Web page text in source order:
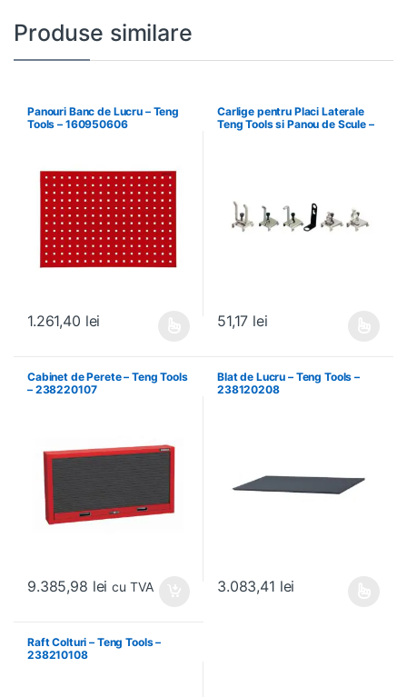
Produse similare
Panouri Banc de Lucru – Teng
Tools – 160950606
1.261,40 lei
Carlige pentru Placi Laterale
Teng Tools si Panou de Scule –
51,17 lei
Cabinet de Perete – Teng Tools
– 238220107
9.385,98 lei cu TVA
Blat de Lucru – Teng Tools –
238120208
3.083,41 lei
Raft Colturi – Teng Tools –
238210108